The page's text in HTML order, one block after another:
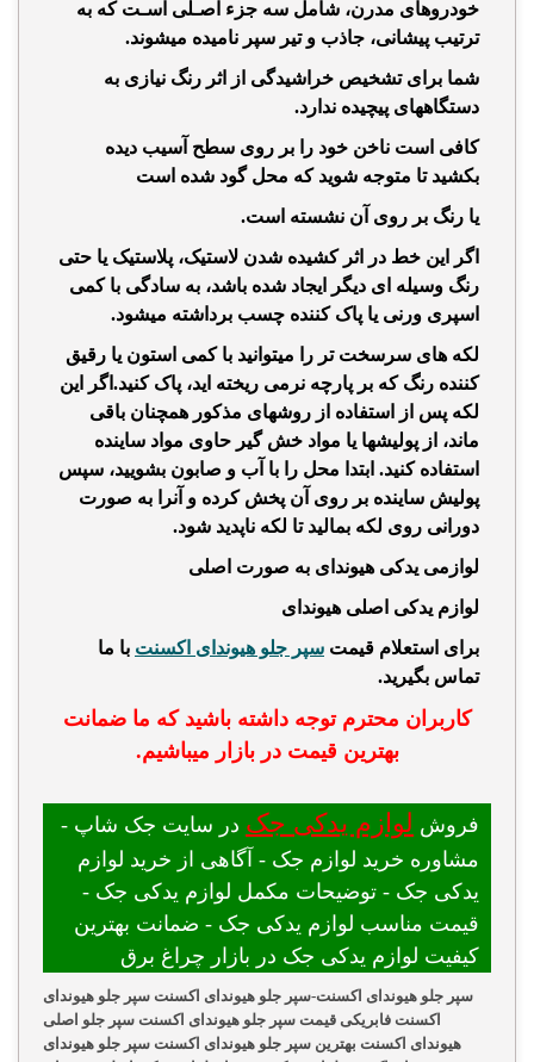
خودروهای مدرن، شامل سه جزء اصـلی اسـت که به
ترتیب پیشانی، جاذب و تیر سپر نامیده میشوند.
شما برای تشخیص خراشیدگی از اثر رنگ نیازی به
دستگاههای پیچیده ندارد.
کافی است ناخن خود را بر روی سطح آسیب دیده
بکشید تا متوجه شوید که محل گود شده است
یا رنگ بر روی آن نشسته است.
اگر این خط در اثر کشیده شدن لاستیک، پلاستیک یا حتی
رنگ وسیله ای دیگر ایجاد شده باشد، به سادگی با کمی
اسپری ورنی یا پاک کننده چسب برداشته میشود.
لکه های سرسخت تر را میتوانید با کمی استون یا رقیق
کننده رنگ که بر پارچه نرمی ریخته اید، پاک کنید.اگر این
لکه پس از استفاده از روشهای مذکور همچنان باقی
ماند، از پولیشها یا مواد خش گیر حاوی مواد ساینده
استفاده کنید. ابتدا محل را با آب و صابون بشویید، سپس
پولیش ساینده بر روی آن پخش کرده و آنرا به صورت
دورانی روی لکه بمالید تا لکه ناپدید شود.
لوازمی یدکی هیوندای به صورت اصلی
لوازم یدکی اصلی هیوندای
برای استعلام قیمت سپر جلو هیوندای اکسنت با ما
تماس بگیرید.
کاربران محترم توجه داشته باشید که ما ضمانت
بهترین قیمت در بازار میباشیم.
فروش لوازم یدکی جک در سایت جک شاپ -
مشاوره خرید لوازم جک - آگاهی از خرید لوازم
یدکی جک - توضیحات مکمل لوازم یدکی جک -
قیمت مناسب لوازم یدکی جک - ضمانت بهترین
کیفیت لوازم یدکی جک در بازار چراغ برق
سپر جلو هیوندای اکسنت-سپر جلو هیوندای اکسنت سپر جلو هیوندای
اکسنت فابریکی قیمت سپر جلو هیوندای اکسنت سپر جلو اصلی
هیوندای اکسنت بهترین سپر جلو هیوندای اکسنت سپر جلو هیوندای